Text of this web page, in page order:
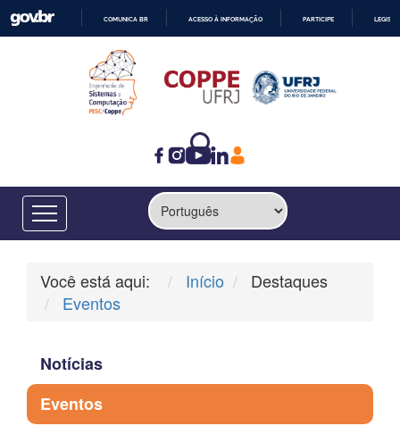
CONTEÚDO
COMUNICA BR ACESSO À INFORMAÇÃO PARTICIPE
Você está aqui: Início
Destaques
Eventos
Notícias
Eventos